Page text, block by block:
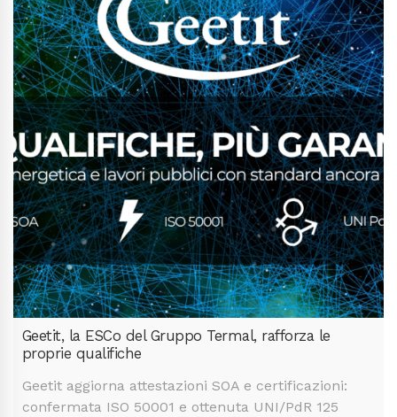
Geetit, la ESCo del Gruppo Termal, rafforza le
proprie qualifiche
Geetit aggiorna attestazioni SOA e certificazioni:
confermata ISO 50001 e ottenuta UNI/PdR 125